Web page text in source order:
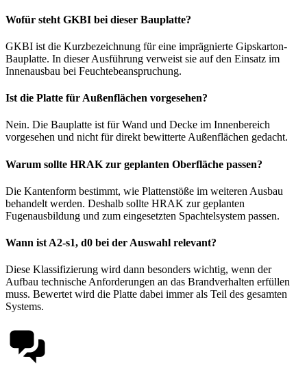
Wofür steht GKBI bei dieser Bauplatte?
GKBI ist die Kurzbezeichnung für eine imprägnierte Gipskarton-
Bauplatte. In dieser Ausführung verweist sie auf den Einsatz im
Innenausbau bei Feuchtebeanspruchung.
Ist die Platte für Außenflächen vorgesehen?
Nein. Die Bauplatte ist für Wand und Decke im Innenbereich
vorgesehen und nicht für direkt bewitterte Außenflächen gedacht.
Warum sollte HRAK zur geplanten Oberfläche passen?
Die Kantenform bestimmt, wie Plattenstöße im weiteren Ausbau
behandelt werden. Deshalb sollte HRAK zur geplanten
Fugenausbildung und zum eingesetzten Spachtelsystem passen.
Wann ist A2-s1, d0 bei der Auswahl relevant?
Diese Klassifizierung wird dann besonders wichtig, wenn der
Aufbau technische Anforderungen an das Brandverhalten erfüllen
muss. Bewertet wird die Platte dabei immer als Teil des gesamten
Systems.